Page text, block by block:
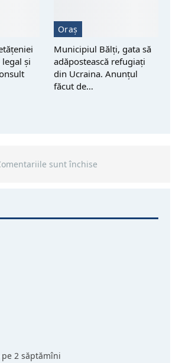
și
Oraș
Municipiul Bălți, gata să
adăpostească refugiați
din Ucraina. Anunțul
făcut de…
sunt închise
2 săptămîni